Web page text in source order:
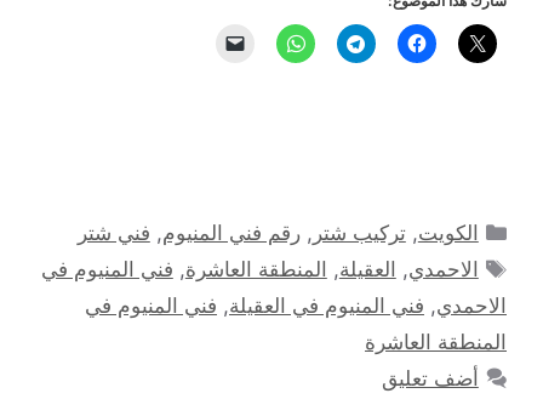
التصنيفات
الكويت,تركيب شتر ,رقم فني المنيوم, فني شتر
الوسوم
الاحمدي, العقيلة, المنطقة العاشرة, فني المنيوم في
الاحمدي, فني المنيوم في العقيلة, فني المنيوم في
المنطقة العاشرة
أضف تعليق